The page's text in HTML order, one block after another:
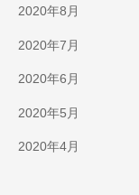
2020年8月
2020年7月
2020年6月
2020年5月
2020年4月